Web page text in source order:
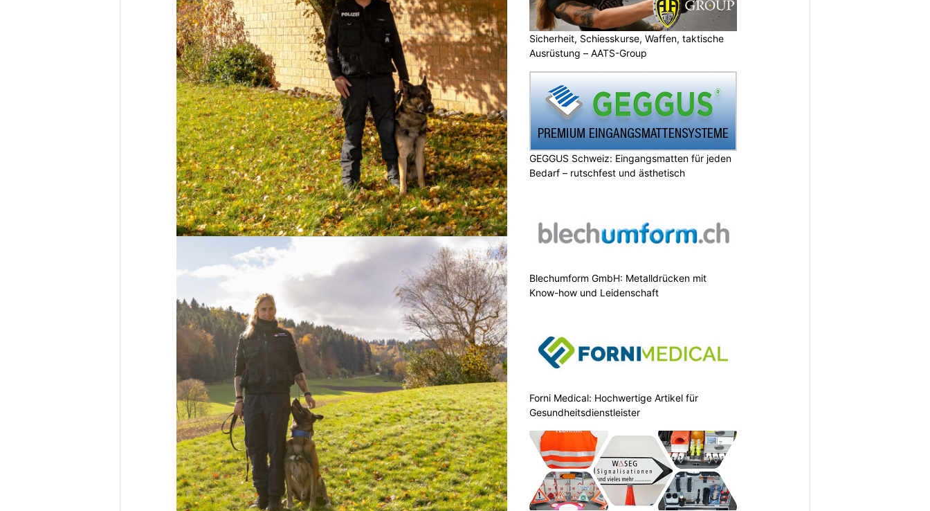
Sicherheit, Schiesskurse, Waffen, taktische
Ausrüstung – AATS-Group
GEGGUS Schweiz: Eingangsmatten für jeden
Bedarf – rutschfest und ästhetisch
Blechumform GmbH: Metalldrücken mit
Know-how und Leidenschaft
Forni Medical: Hochwertige Artikel für
Gesundheitsdienstleister